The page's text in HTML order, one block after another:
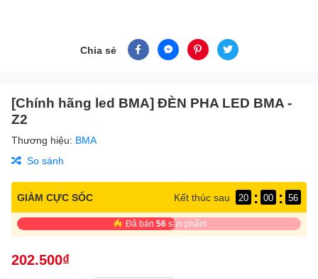
Chia sẻ
[Chính hãng led BMA] ĐÈN PHA LED BMA -
Z2
Thương hiệu: BMA
So sánh
GIẢM CỰC SỐC Kết thúc sau 20 : 00 : 56
Đã bán 56sản phẩm
202.500₫